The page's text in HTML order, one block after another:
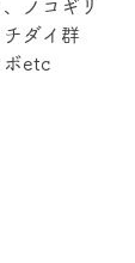
ノコギリ
ダイ群
ボetc